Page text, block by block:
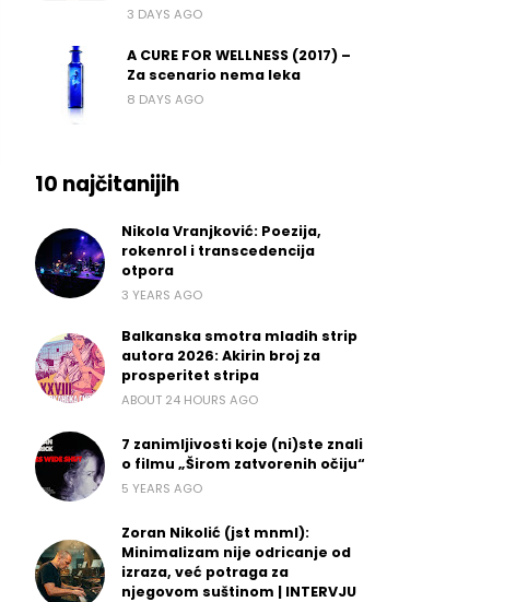
3 DAYS AGO
A CURE FOR WELLNESS (2017) –
Za scenario nema leka
8 DAYS AGO
10 najčitanijih
Nikola Vranjković: Poezija,
rokenrol i transcedencija
otpora
3 YEARS AGO
Balkanska smotra mladih strip
autora 2026: Akirin broj za
prosperitet stripa
ABOUT 24 HOURS AGO
7 zanimljivosti koje (ni)ste znali
o filmu „Širom zatvorenih očiju“
5 YEARS AGO
Zoran Nikolić (jst mnml):
Minimalizam nije odricanje od
izraza, već potraga za
njegovom suštinom | INTERVJU